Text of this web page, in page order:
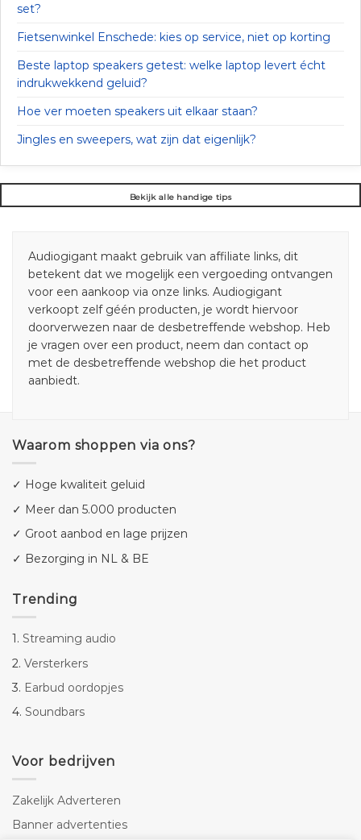
set?
Fietsenwinkel Enschede: kies op service, niet op korting
Beste laptop speakers getest: welke laptop levert écht
indrukwekkend geluid?
Hoe ver moeten speakers uit elkaar staan?
Jingles en sweepers, wat zijn dat eigenlijk?
Bekijk alle handige tips
Audiogigant maakt gebruik van affiliate links, dit
betekent dat we mogelijk een vergoeding ontvangen
voor een aankoop via onze links. Audiogigant
verkoopt zelf géén producten, je wordt hiervoor
doorverwezen naar de desbetreffende webshop. Heb
je vragen over een product, neem dan contact op
met de desbetreffende webshop die het product
aanbiedt.
Waarom shoppen via ons?
✓ Hoge kwaliteit geluid
✓ Meer dan 5.000 producten
✓ Groot aanbod en lage prijzen
✓ Bezorging in NL & BE
Trending
1. Streaming audio
2. Versterkers
3. Earbud oordopjes
4. Soundbars
Voor bedrijven
Zakelijk Adverteren
Banner advertenties